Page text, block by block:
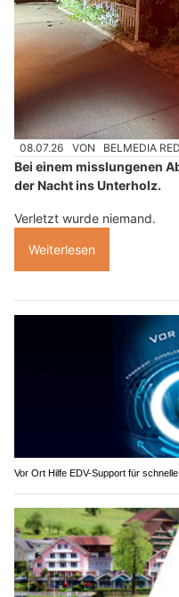
08.07.26 VON BELMEDIA
Bei einem misslungenen
der Nacht ins Unterholz.
Verletzt wurde niemand.
Weiterlesen
Vor Ort Hilfe EDV-Support für